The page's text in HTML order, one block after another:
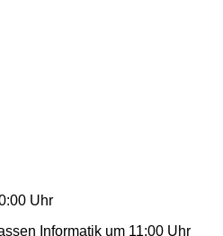
Uhr
Informatik um 11:00 Uhr